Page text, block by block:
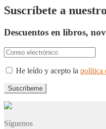
Suscríbete a
Descuentos en libros,
He leído y acepto la política
Síguenos